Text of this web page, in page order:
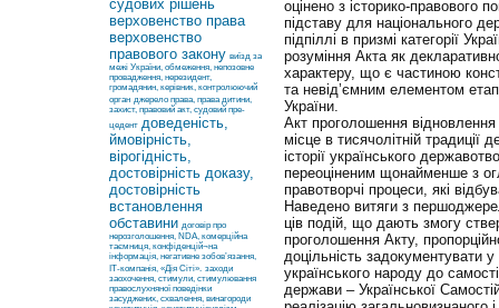
судових рішень
верховенство права
верховенство
правового закону виїзд за
межі України, обмеження, непозовне
провадження, нерезидент,
громадянин, керівник, контролюючий
орган джерело права, права дитини,
захист, правовий акт, судовий пре-
цедент доведеність,
ймовірність,
вірогідність,
достовірність доказу,
достовірність
встановлення
обставини договір про
нерозголошення, NDA, комерційна
таємниця, конфіденцій¬на
інформація, негативне зобов’язання,
ІТ-компанія, «Дія Сіті». заходи
заохочення, стимули, стимулювання
правослухняної поведінки
засуджених, схвалення, винагороди
оцінено з історико-правового
підставу для національного
підпіллі в призмі категорії
розуміння Акта як
характеру, що є частиною
та невід’ємним елементом
України.
Акт проголошення
місце в тисячолітній традиції
історії українського
переоціненим щонайменше з
правотворчі процеси, які
Наведено витяги з
ців подій, що дають змогу
проголошення Акту,
доцільність задокументувати у
українського народу до
держави – Української